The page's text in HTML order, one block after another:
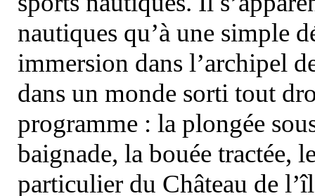
nautiques qu’à une simple
immersion dans l’archipel
dans un monde sorti tout
programme : la plongée
baignade, la bouée tractée,
particulier du Château de